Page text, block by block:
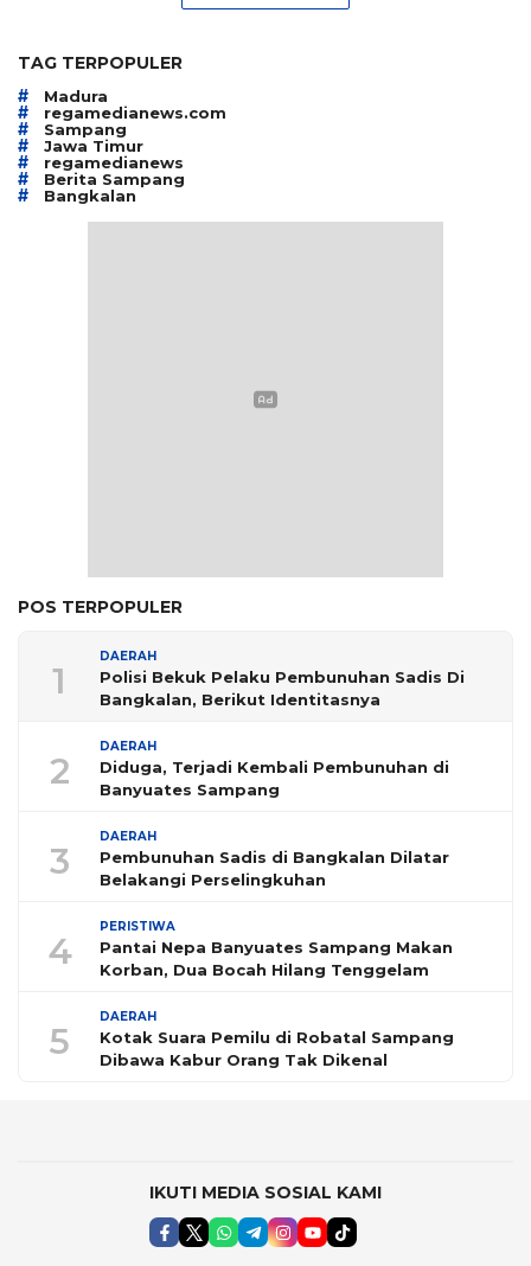
TAG TERPOPULER
# Madura
# regamedianews.com
# Sampang
# Jawa Timur
# regamedianews
# Berita Sampang
# Bangkalan
POS TERPOPULER
1
DAERAH
Polisi Bekuk Pelaku Pembunuhan Sadis Di
Bangkalan, Berikut Identitasnya
2
DAERAH
Diduga, Terjadi Kembali Pembunuhan di
Banyuates Sampang
3
DAERAH
Pembunuhan Sadis di Bangkalan Dilatar
Belakangi Perselingkuhan
4
PERISTIWA
Pantai Nepa Banyuates Sampang Makan
Korban, Dua Bocah Hilang Tenggelam
5
DAERAH
Kotak Suara Pemilu di Robatal Sampang
Dibawa Kabur Orang Tak Dikenal
IKUTI MEDIA SOSIAL KAMI